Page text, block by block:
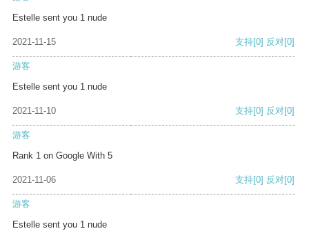
Estelle sent you 1 nude
2021-11-15 支持[0] 反对[0]
游客
Estelle sent you 1 nude
2021-11-10 支持[0] 反对[0]
游客
Rank 1 on Google With 5
2021-11-06 支持[0] 反对[0]
游客
Estelle sent you 1 nude